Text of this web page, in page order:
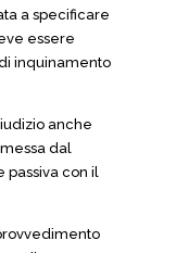
a specificare
essere
inquinamento
anche
dal
passiva con il